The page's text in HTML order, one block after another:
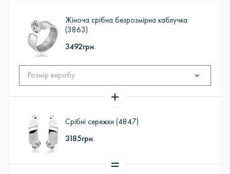
термообробка форм для лиття> Лиття заготовок ювелірних
виробів в ливарних вакуумних машинах> Комплектація,
монтаж та декорування ювелірних виробів> Роботи по
шліфовці> ВТК> пробірування виробів в Пробірною
палаті> Підбір вставок і закріпка каміння> Полірування і
надання глянцю> Упаковка і відправка покупцеві.
Жіноча срібна безрозмірна каблучка
(3863)
3492грн.
Срібні сережки (4847)
3185грн.